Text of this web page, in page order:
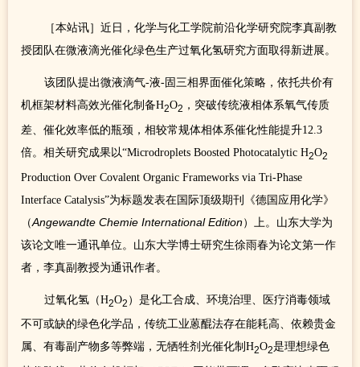
［本站讯］近日，化学与化工学院前沿化学研究院李真副教
授团队在微液滴光催化绿色生产过氧化氢研究方面取得新进展。
该团队提出微液滴气-液-固三相界面催化策略，依托共价有
机框架材料高效光催化制备H2O2 ，突破传统液相体系氧气传质
差、催化效率低的瓶颈，相较常规体相体系催化性能提升12.3
倍。相关研究成果以“Microdroplets Boosted Photocatalytic H2O2
Production Over Covalent Organic Frameworks via Tri-Phase
Interface Catalysis”为标题发表在国际顶级期刊《德国应用化学》
（Angewandte Chemie International Edition）上。山东大学为
该论文唯一通讯单位。山东大学博士研究生徐雨春为论文第一作
者，李真副教授为通讯作者。
过氧化氢（H2O2 ）是化工合成、环境治理、医疗消毒领域
不可或缺的绿色化学品，传统工业蒽醌法存在能耗高、依赖贵金
属、有毒副产物多等弊端，无牺牲剂光催化制H2O2是理想绿色